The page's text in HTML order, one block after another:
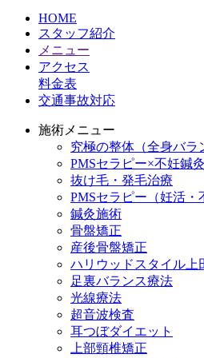
HOME
スタッフ紹介
メニュー
アクセス
料金表
交通事故対応
施術メニュー
究極の整体（全身バラ
PMSセラピー×不妊鍼
抜け毛・発毛治療
PMSセラピー（妊活
鍼灸施術
骨盤矯正
産後骨盤矯正
ハリウッドスタイル上
足裏バランス療法
光線療法
超音波検査
耳つぼダイエット
上部頸椎矯正